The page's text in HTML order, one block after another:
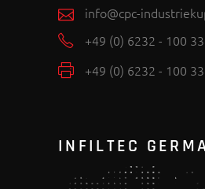
info@cpc-
+49 (0) 6232 - 100
+49 (0) 6232 - 100
INFILTEC